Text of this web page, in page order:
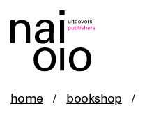
home / bookshop /